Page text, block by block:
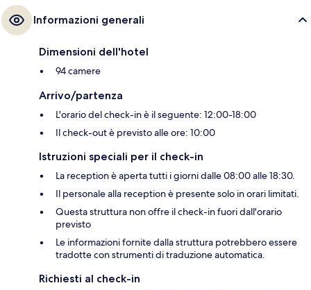
Informazioni generali
Dimensioni dell'hotel
94 camere
Arrivo/partenza
L'orario del check-in è il seguente: 12:00-18:00
Il check-out è previsto alle ore: 10:00
Istruzioni speciali per il check-in
La reception è aperta tutti i giorni dalle 08:00 alle 18:30.
Il personale alla reception è presente solo in orari limitati.
Questa struttura non offre il check-in fuori dall'orario
previsto
Le informazioni fornite dalla struttura potrebbero essere
tradotte con strumenti di traduzione automatica.
Richiesti al check-in